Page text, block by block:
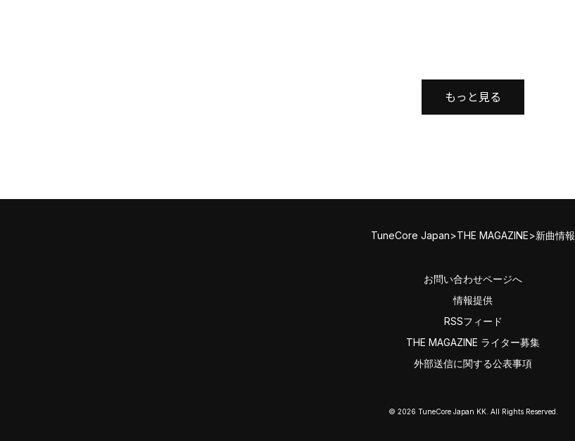
もっと見る
TuneCore Japan>THE MAGAZINE>新曲情報
お問い合わせページへ
情報提供
RSSフィード
THE MAGAZINE ライター募集
外部送信に関する公表事項
© 2026 TuneCore Japan KK. All Rights Reserved.